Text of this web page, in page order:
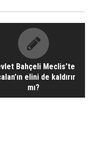
Bahçeli Meclis’te
elini de kaldırır
mı?